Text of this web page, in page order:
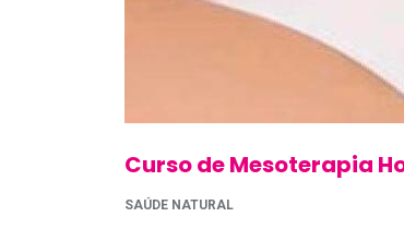
Curso de Mesoterapia
SAÚDE NATURAL